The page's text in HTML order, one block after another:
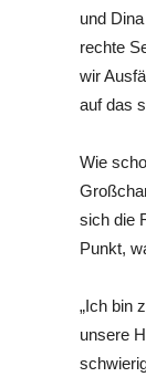
und
rechte
wir
auf das
Wie
sich die
Punkt,
„Ich bin
unsere